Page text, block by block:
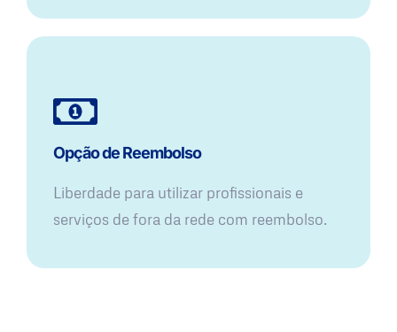
Opção de Reembolso
Liberdade para utilizar profissionais e
serviços de fora da rede com reembolso.